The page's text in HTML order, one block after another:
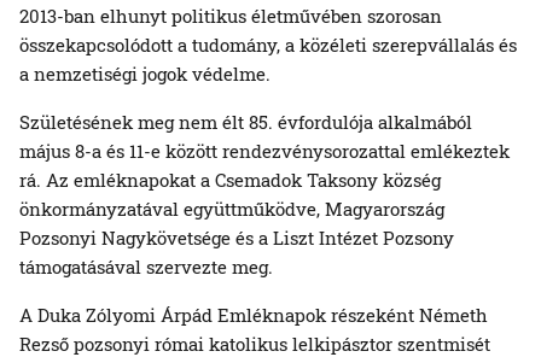
2013-ban elhunyt politikus életművében szorosan
összekapcsolódott a tudomány, a közéleti szerepvállalás és
a nemzetiségi jogok védelme.
Születésének meg nem élt 85. évfordulója alkalmából
május 8-a és 11-e között rendezvénysorozattal emlékeztek
rá. Az emléknapokat a Csemadok Taksony község
önkormányzatával együttműködve, Magyarország
Pozsonyi Nagykövetsége és a Liszt Intézet Pozsony
támogatásával szervezte meg.
A Duka Zólyomi Árpád Emléknapok részeként Németh
Rezső pozsonyi római katolikus lelkipásztor szentmisét